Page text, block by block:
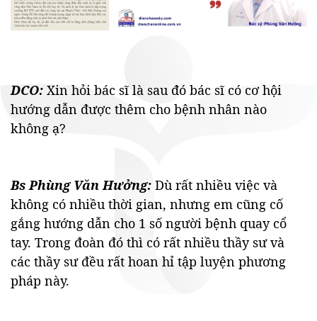
DCO: Xin hỏi bác sĩ là sau đó bác sĩ có cơ hội
hướng dẫn được thêm cho bệnh nhân nào
không ạ?
Bs Phùng Văn Hưởng: Dù rất nhiều việc và
không có nhiều thời gian, nhưng em cũng cố
gắng hướng dẫn cho 1 số người bệnh quay cổ
tay. Trong đoàn đó thì có rất nhiều thầy sư và
các thầy sư đều rất hoan hỉ tập luyện phương
pháp này.